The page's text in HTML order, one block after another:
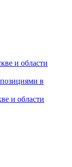
и области
в
и области